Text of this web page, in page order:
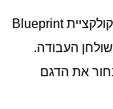
האיורים המיוחדים של קולקציית Blueprint
העבודה.
את הדגם